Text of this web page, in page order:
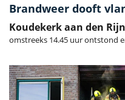
Brandweer dooft
Koudekerk aan den Rijn
omstreeks 14.45 uur ontstond